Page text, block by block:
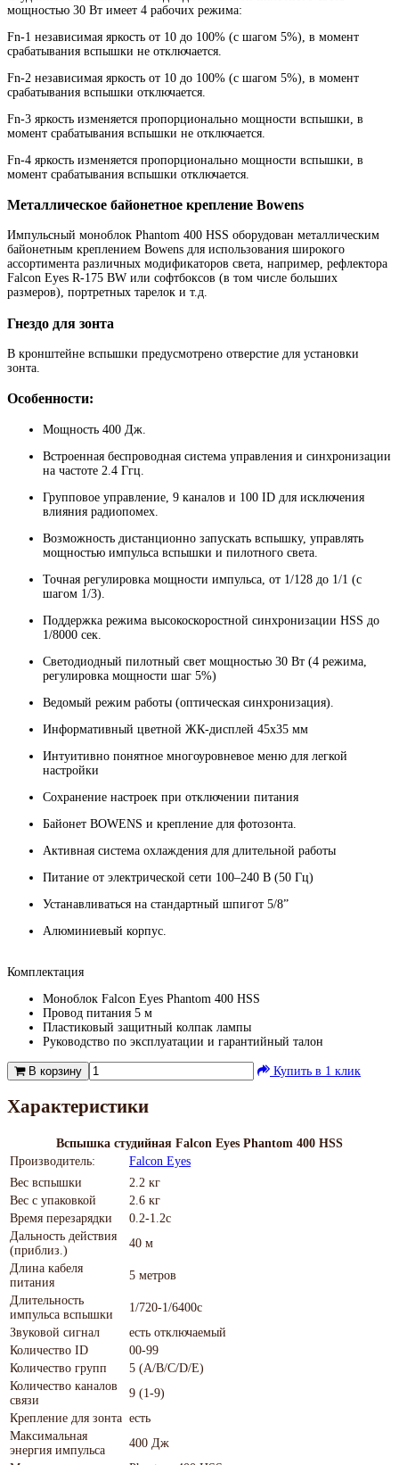
мощностью 30 Вт имеет 4 рабочих режима:
Fn-1 независимая яркость от 10 до 100% (с шагом 5%), в момент
срабатывания вспышки не отключается.
Fn-2 независимая яркость от 10 до 100% (с шагом 5%), в момент
срабатывания вспышки отключается.
Fn-3 яркость изменяется пропорционально мощности вспышки, в
момент срабатывания вспышки не отключается.
Fn-4 яркость изменяется пропорционально мощности вспышки, в
момент срабатывания вспышки отключается.
Металлическое байонетное крепление Bowens
Импульсный моноблок Phantom 400 HSS оборудован металлическим
байонетным креплением Bowens для использования широкого
ассортимента различных модификаторов света, например, рефлектора
Falcon Eyes R-175 BW или софтбоксов (в том числе больших
размеров), портретных тарелок и т.д.
Гнездо для зонта
В кронштейне вспышки предусмотрено отверстие для установки
зонта.
Особенности:
Мощность 400 Дж.
Встроенная беспроводная система управления и синхронизации
на частоте 2.4 Ггц.
Групповое управление, 9 каналов и 100 ID для исключения
влияния радиопомех.
Возможность дистанционно запускать вспышку, управлять
мощностью импульса вспышки и пилотного света.
Точная регулировка мощности импульса, от 1/128 до 1/1 (с
шагом 1/3).
Поддержка режима высокоскоростной синхронизации HSS до
1/8000 сек.
Светодиодный пилотный свет мощностью 30 Вт (4 режима,
регулировка мощности шаг 5%)
Ведомый режим работы (оптическая синхронизация).
Информативный цветной ЖК-дисплей 45х35 мм
Интуитивно понятное многоуровневое меню для легкой
настройки
Сохранение настроек при отключении питания
Байонет BOWENS и крепление для фотозонта.
Активная система охлаждения для длительной работы
Питание от электрической сети 100–240 В (50 Гц)
Устанавливаться на стандартный шпигот 5/8”
Алюминиевый корпус.
Комплектация
Моноблок Falcon Eyes Phantom 400 HSS
Провод питания 5 м
Пластиковый защитный колпак лампы
Руководство по эксплуатации и гарантийный талон
В корзину Купить в 1 клик
Характеристики
Вспышка студийная Falcon Eyes Phantom 400 HSS
Производитель:
Falcon Eyes
Вес вспышки
2.2 кг
Вес с упаковкой
2.6 кг
Время перезарядки
0.2-1.2с
Дальность действия
(приблиз.)
40 м
Длина кабеля
питания
5 метров
Длительность
импульса вспышки
1/720-1/6400с
Звуковой сигнал
есть отключаемый
Количество ID
00-99
Количество групп
5 (A/B/C/D/E)
Количество каналов
связи
9 (1-9)
Крепление для зонта есть
Максимальная
энергия импульса
400 Дж